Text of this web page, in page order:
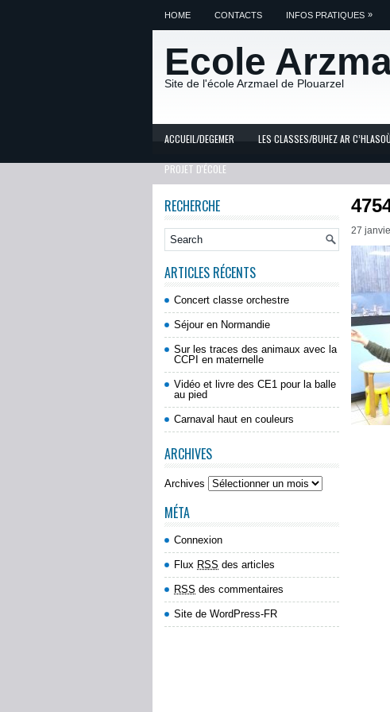
HOME CONTACTS INFOS PRATIQUES »
Ecole
Site de l'école Arzmael de Plouarzel
ACCUEIL/DEGEMER LES CLASSES/BUHEZ AR
PROJET D'ÉCOLE
27
RECHERCHE
ARTICLES RÉCENTS
Concert classe orchestre
Séjour en Normandie
Sur les traces des animaux avec la
CCPI en maternelle
Vidéo et livre des CE1 pour la balle
au pied
Carnaval haut en couleurs
ARCHIVES
Archives
MÉTA
Connexion
Flux RSS des articles
RSS des commentaires
Site de WordPress-FR